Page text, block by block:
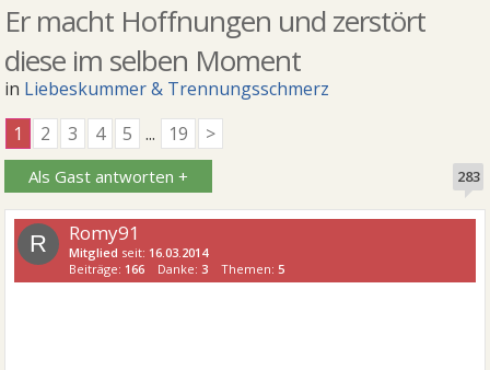
Er macht Hoffnungen und zerstört
diese im selben Moment
in Liebeskummer & Trennungsschmerz
1
2 3 4 5 ... 19 >
Als Gast antworten + 283
R Romy91
Mitglied seit: 16.03.2014
Beiträge: 166 Danke:3 Themen:5